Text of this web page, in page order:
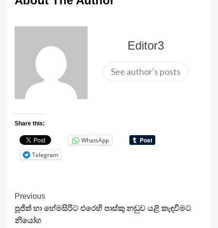
Editor3
See author's posts
Share this:
WhatsApp
Telegram
Continue
Reading
Previous
පූජිත් හා හේමසිරිට එරෙහි පාස්කු නඩුව යළි කැඳවීමට
නියෝග